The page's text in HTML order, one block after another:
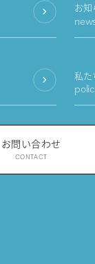
お知
私た
お問い合わせ
CONTACT